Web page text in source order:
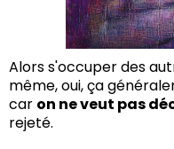
Alors s'occuper des
même, oui, ça
car on ne veut pas
rejeté.